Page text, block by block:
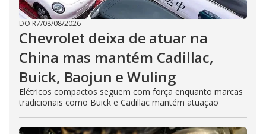
DO R7/08/08/2026
Chevrolet deixa de atuar na
China mas mantém Cadillac,
Buick, Baojun e Wuling
Elétricos compactos seguem com força enquanto marcas
tradicionais como Buick e Cadillac mantém atuação